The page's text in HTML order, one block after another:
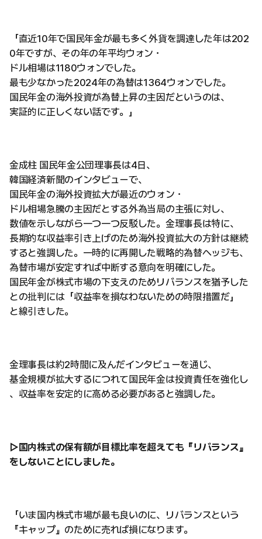
「直近10年で国民年金が最も多く外貨を調達した年は202
0年ですが、その年の年平均ウォン・
ドル相場は1180ウォンでした。
最も少なかった2024年の為替は1364ウォンでした。
国民年金の海外投資が為替上昇の主因だというのは、
実証的に正しくない話です。」
金成柱 国民年金公団理事長は4日、
韓国経済新聞のインタビューで、
国民年金の海外投資拡大が最近のウォン・
ドル相場急騰の主因だとする外為当局の主張に対し、
数値を示しながら一つ一つ反駁した。金理事長は特に、
長期的な収益率引き上げのため海外投資拡大の方針は継続
すると強調した。一時的に再開した戦略的為替ヘッジも、
為替市場が安定すれば中断する意向を明確にした。
国民年金が株式市場の下支えのためリバランスを猶予した
との批判には「収益率を損なわないための時限措置だ」
と線引きした。
金理事長は約2時間に及んだインタビューを通じ、
基金規模が拡大するにつれて国民年金は投資責任を強化し
、収益率を安定的に高める必要があると強調した。
▷国内株式の保有額が目標比率を超えても『リバランス』
をしないことにしました。
「いま国内株式市場が最も良いのに、リバランスという
『キャップ』のために売れば損になります。